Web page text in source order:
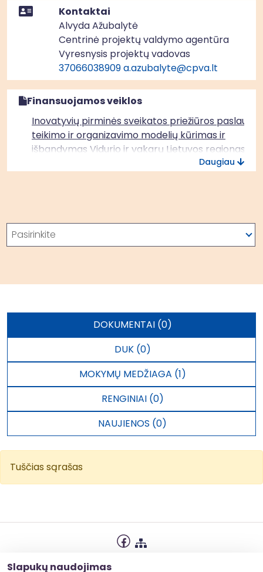
Slapukų naudojimas
Kontaktai
Alvyda Ažubalytė
Centrinė projektų valdymo agentūra
Vyresnysis projektų vadovas
37066038909a.azubalyte@cpva.lt
Finansuojamos veiklos
Inovatyvių pirminės sveikatos priežiūros paslaugų
teikimo ir organizavimo modelių kūrimas ir
išbandymas Vidurio ir vakarų Lietuvos regionas
Daugiau
Paieška
Pasirinkite
DOKUMENTAI (0)
DUK (0)
MOKYMŲ MEDŽIAGA (1)
RENGINIAI (0)
NAUJIENOS (0)
Tuščias sąrašas